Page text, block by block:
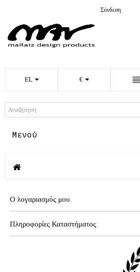
EL €
Σύνδεση
Μενού
Ο λογαριασμός μου
Πληροφορίες Καταστήματος